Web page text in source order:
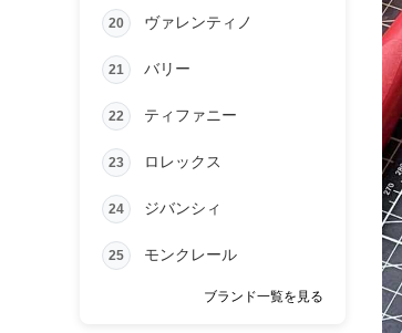
20 ヴァレンティノ
21 バリー
22 ティファニー
23 ロレックス
24 ジバンシィ
25 モンクレール
ブランド一覧を見る